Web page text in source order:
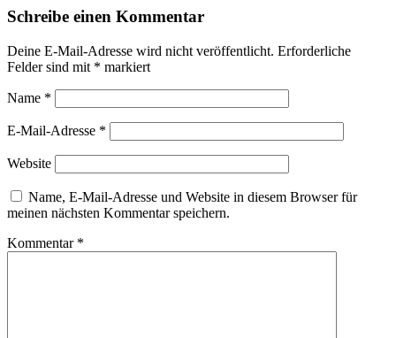
Schreibe einen Kommentar
Deine E-Mail-Adresse wird nicht veröffentlicht. Erforderliche
Felder sind mit * markiert
Name *
E-Mail-Adresse *
Website
Name, E-Mail-Adresse und Website in diesem Browser für
meinen nächsten Kommentar speichern.
Kommentar *